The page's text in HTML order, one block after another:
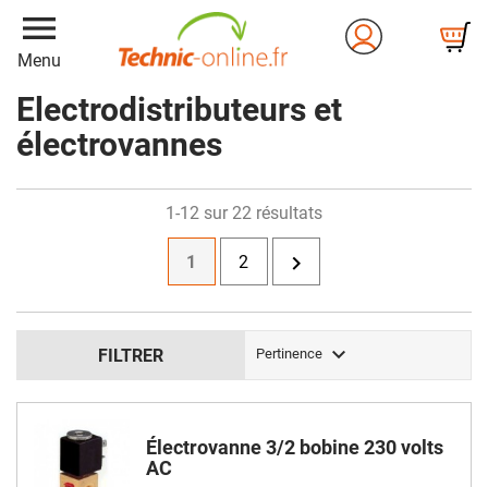
menu
Menu
Electrodistributeurs et
électrovannes
FILTRER Pertinence 
1-12 sur 22 résultats
1 2 
Électrovanne 3/2 bobine 230 volts
AC